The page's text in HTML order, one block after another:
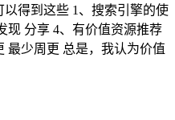
得到这些 1、搜索引擎的使
现 分享 4、有价值资源推荐
最少周更 总是，我认为价值